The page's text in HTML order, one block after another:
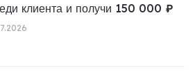
клиента и получи 150 000 ₽